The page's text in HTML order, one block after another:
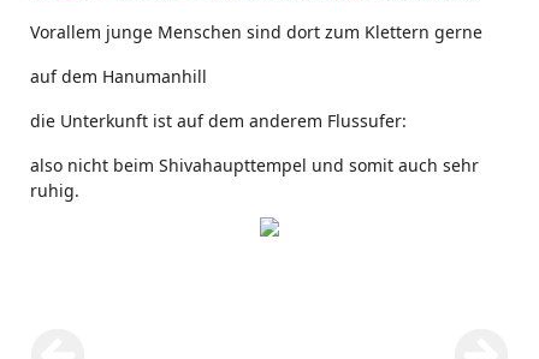
Vorallem junge Menschen sind dort zum Klettern gerne
auf dem Hanumanhill
die Unterkunft ist auf dem anderem Flussufer:
also nicht beim Shivahaupttempel und somit auch sehr
ruhig.